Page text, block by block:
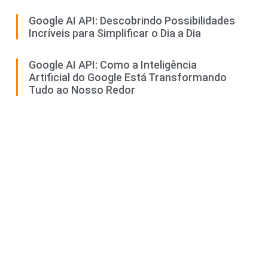
Google AI API: Descobrindo Possibilidades
Incríveis para Simplificar o Dia a Dia
Google AI API: Como a Inteligência
Artificial do Google Está Transformando
Tudo ao Nosso Redor